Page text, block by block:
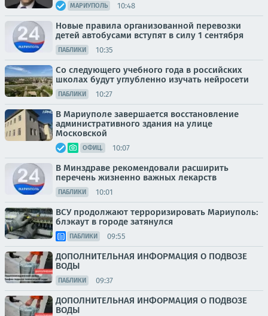
МАРИУПОЛЬ 10:48
Новые правила организованной перевозки
детей автобусами вступят в силу 1 сентября
ПАБЛИКИ 10:35
Со следующего учебного года в российских
школах будут углубленно изучать нейросети
ПАБЛИКИ 10:27
В Мариуполе завершается восстановление
административного здания на улице
Московской
ОФИЦ. 10:07
В Минздраве рекомендовали расширить
перечень жизненно важных лекарств
ПАБЛИКИ 10:01
ВСУ продолжают терроризировать Мариуполь:
блэкаут в городе затянулся
ПАБЛИКИ 09:55
ДОПОЛНИТЕЛЬНАЯ ИНФОРМАЦИЯ О ПОДВОЗЕ
ВОДЫ
ПАБЛИКИ 09:37
ДОПОЛНИТЕЛЬНАЯ ИНФОРМАЦИЯ О ПОДВОЗЕ
ВОДЫ